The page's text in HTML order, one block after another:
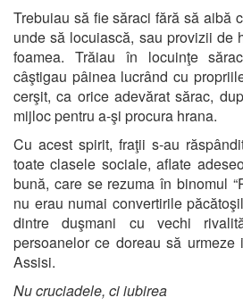
Trebuiau să fie săraci fără să aibă
unde să locuiască, sau provizii de
foamea. Trăiau în locuinţe
câştigau pâinea lucrând cu
cerşit, ca orice adevărat sărac,
mijloc pentru a-şi procura hrana.
Cu acest spirit, fraţii s-au
toate clasele sociale, aflate
bună, care se rezuma în binomul
nu erau numai convertirile
dintre duşmani cu vechi
persoanelor ce doreau să
Assisi.
Nu cruciadele, ci iubirea